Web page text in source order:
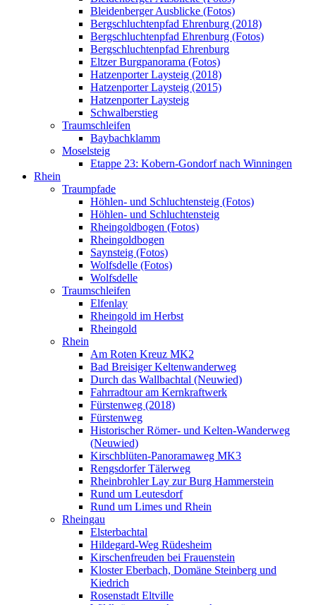
Bleidenberger Ausblicke (Fotos)
Bergschluchtenpfad Ehrenburg (2018)
Bergschluchtenpfad Ehrenburg (Fotos)
Bergschluchtenpfad Ehrenburg
Eltzer Burgpanorama (Fotos)
Hatzenporter Laysteig (2018)
Hatzenporter Laysteig (2015)
Hatzenporter Laysteig
Schwalberstieg
Traumschleifen
Baybachklamm
Moselsteig
Etappe 23: Kobern-Gondorf nach Winningen
Rhein
Traumpfade
Höhlen- und Schluchtensteig (Fotos)
Höhlen- und Schluchtensteig
Rheingoldbogen (Fotos)
Rheingoldbogen
Saynsteig (Fotos)
Wolfsdelle (Fotos)
Wolfsdelle
Traumschleifen
Elfenlay
Rheingold im Herbst
Rheingold
Rhein
Am Roten Kreuz MK2
Bad Breisiger Keltenwanderweg
Durch das Wallbachtal (Neuwied)
Fahrradtour am Kernkraftwerk
Fürstenweg (2018)
Fürstenweg
Historischer Römer- und Kelten-Wanderweg
(Neuwied)
Kirschblüten-Panoramaweg MK3
Rengsdorfer Tälerweg
Rheinbrohler Lay zur Burg Hammerstein
Rund um Leutesdorf
Rund um Limes und Rhein
Rheingau
Elsterbachtal
Hildegard-Weg Rüdesheim
Kirschenfreuden bei Frauenstein
Kloster Eberbach, Domäne Steinberg und
Kiedrich
Rosenstadt Eltville